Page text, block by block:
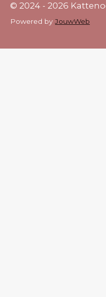
© 2024 - 2026
Powered byJouwWeb